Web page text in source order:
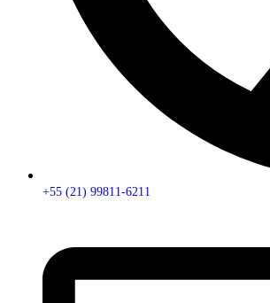
+55 (21) 99811-6211